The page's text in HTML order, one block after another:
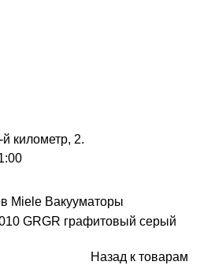
километр, 2.
Miele Вакууматоры
GRGR графитовый серый
Назад к товарам